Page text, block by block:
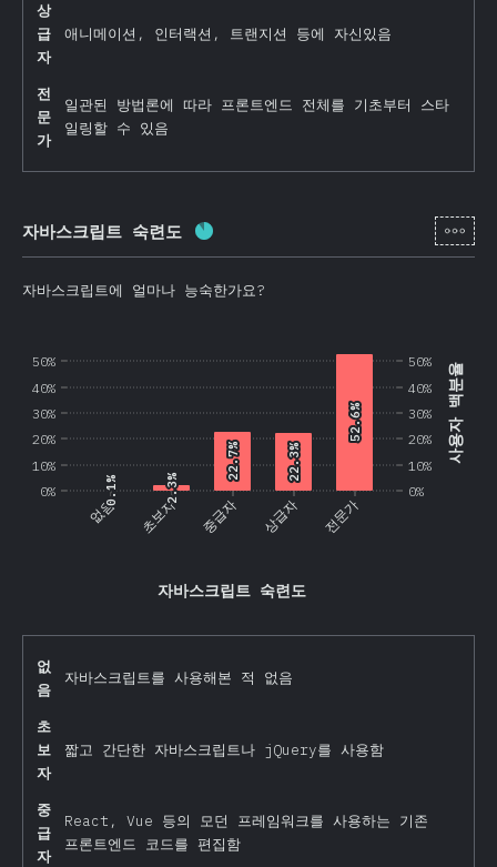
상
급
자
애니메이션, 인터랙션, 트랜지션 등에 자신있음
전
문
가
일관된 방법론에 따라 프론트엔드 전체를 기초부터 스타
일링할 수 있음
자바스크립트 숙련도 완료율: [ko-
자바스크립트에 얼마나 능숙한가요?
0%
10%
20%
30%
40%
50%
사용자 백분율
없음 초보자 중급자 상급자 전문가
자바스크립트 숙련도
0%
10%
20%
30%
40%
50%
0.1%
0.1% 2.3%
2.3%
22.7%
22.7% 22.3%
22.3%
52.6%
52.6%
없
음
자바스크립트를 사용해본 적 없음
초
보
자
짧고 간단한 자바스크립트나 jQuery를 사용함
중
급
자
React, Vue 등의 모던 프레임워크를 사용하는 기존
프론트엔드 코드를 편집함